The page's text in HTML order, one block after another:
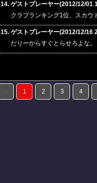
14. ゲストプレーヤー(2012/12/01
クラブランキング1位、スカウ
15. ゲストプレーヤー(2012/12/16
だりーからすぐとらせろよな。
1 2 3 4